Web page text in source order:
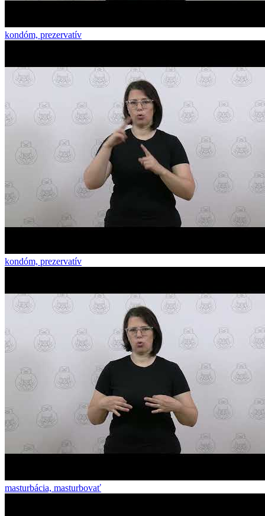
kondóm, prezervatív
kondóm, prezervatív
masturbácia, masturbovať